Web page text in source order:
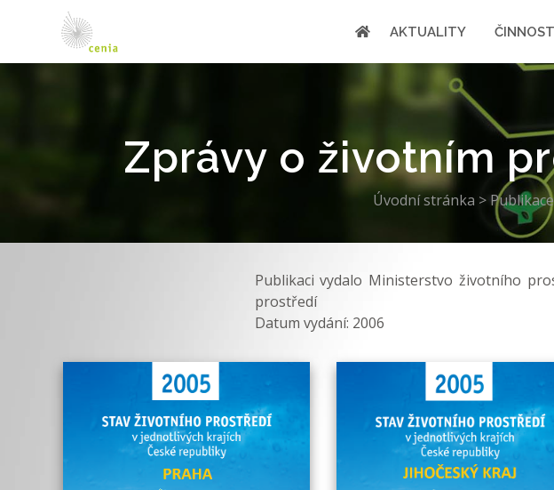
AKTUALITY
Zprávy o životním
Úvodní stránka >Publikace
Publikaci vydalo Ministerstvo životního
prostředí
Datum vydání: 2006